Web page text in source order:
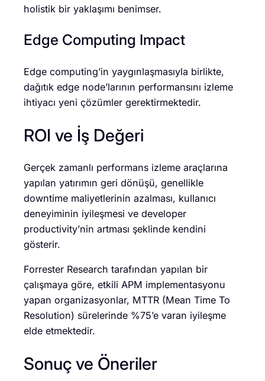
holistik bir yaklaşımı benimser.
Edge Computing Impact
Edge computing’in yaygınlaşmasıyla birlikte,
dağıtık edge node’larının performansını izleme
ihtiyacı yeni çözümler gerektirmektedir.
ROI ve İş Değeri
Gerçek zamanlı performans izleme araçlarına
yapılan yatırımın geri dönüşü, genellikle
downtime maliyetlerinin azalması, kullanıcı
deneyiminin iyileşmesi ve developer
productivity’nin artması şeklinde kendini
gösterir.
Forrester Research tarafından yapılan bir
çalışmaya göre, etkili APM implementasyonu
yapan organizasyonlar, MTTR (Mean Time To
Resolution) sürelerinde %75’e varan iyileşme
elde etmektedir.
Sonuç ve Öneriler